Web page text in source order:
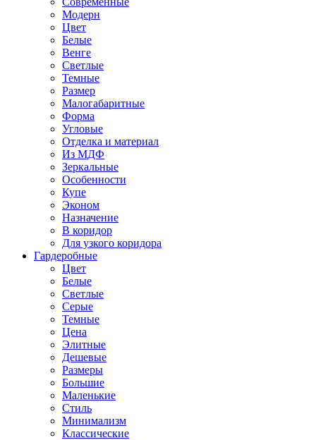
Модерн
Цвет
Белые
Венге
Светлые
Темные
Размер
Малогабаритные
Форма
Угловые
Отделка и материал
Из МДФ
Зеркальные
Особенности
Купе
Эконом
Назначение
В коридор
Для узкого коридора
Гардеробные
Цвет
Белые
Светлые
Серые
Темные
Цена
Элитные
Дешевые
Размеры
Большие
Маленькие
Стиль
Минимализм
Классические